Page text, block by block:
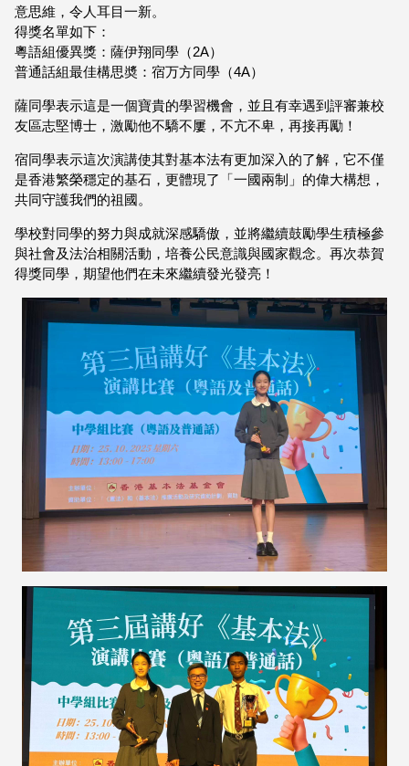
意思維，令人耳目一新。
得獎名單如下：
粵語組優異獎：薩伊翔同學（2A）
普通話組最佳構思奬：宿万方同學（4A）
薩同學表示這是一個寶貴的學習機會，並且有幸遇到評審兼校
友區志堅博士，激勵他不驕不屢，不亢不卑，再接再勵！
宿同學表示這次演講使其對基本法有更加深入的了解，它不僅
是香港繁榮穩定的基石，更體現了「一國兩制」的偉大構想，
共同守護我們的祖國。
學校對同學的努力與成就深感驕傲，並將繼續鼓勵學生積極參
與社會及法治相關活動，培養公民意識與國家觀念。再次恭賀
得獎同學，期望他們在未來繼續發光發亮！